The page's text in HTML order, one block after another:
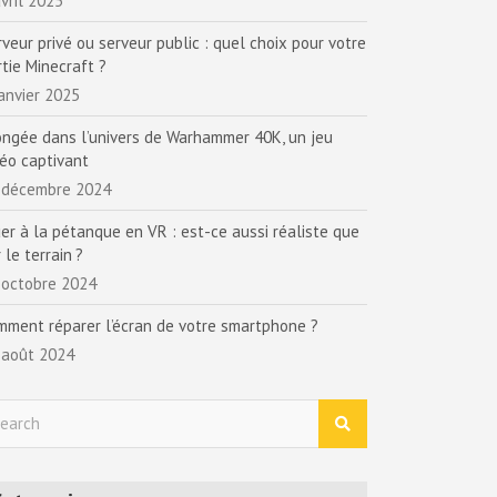
privé ou serveur public : quel choix pour votre
Minecraft ?
2025
dans l’univers de Warhammer 40K, un jeu
captivant
2024
à la pétanque en VR : est-ce aussi réaliste que
le terrain ?
2024
réparer l’écran de votre smartphone ?
2024